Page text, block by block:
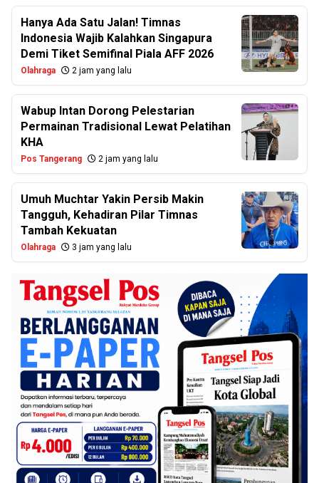
Hanya Ada Satu Jalan! Timnas
Indonesia Wajib Kalahkan Singapura
Demi Tiket Semifinal Piala AFF 2026
Olahraga 2 jam yang lalu
Wabup Intan Dorong Pelestarian
Permainan Tradisional Lewat Pelatihan
KHA
Pos Tangerang 2 jam yang lalu
Umuh Muchtar Yakin Persib Makin
Tangguh, Kehadiran Pilar Timnas
Tambah Kekuatan
Olahraga 3 jam yang lalu